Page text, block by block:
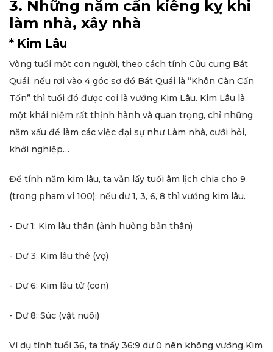
3. Những năm cần kiêng kỵ khi
làm nhà, xây nhà
* Kim Lâu
Vòng tuổi một con người, theo cách tính Cửu cung Bát
Quái, nếu rơi vào 4 góc sơ đồ Bát Quái là “Khôn Càn Cấn
Tốn” thì tuổi đó được coi là vướng Kim Lâu. Kim Lâu là
một khái niệm rất thịnh hành và quan trọng, chỉ những
năm xấu để làm các việc đại sự như Làm nhà, cưới hỏi,
khởi nghiệp…
Để tính năm kim lâu, ta vẫn lấy tuổi âm lịch chia cho 9
(trong pham vi 100), nếu dư 1, 3, 6, 8 thì vướng kim lâu.
- Dư 1: Kim lâu thân (ảnh hưởng bản thân)
- Dư 3: Kim lâu thê (vợ)
- Dư 6: Kim lâu tử (con)
- Dư 8: Súc (vật nuôi)
Ví dụ tính tuổi 36, ta thấy 36:9 dư 0 nên không vướng Kim